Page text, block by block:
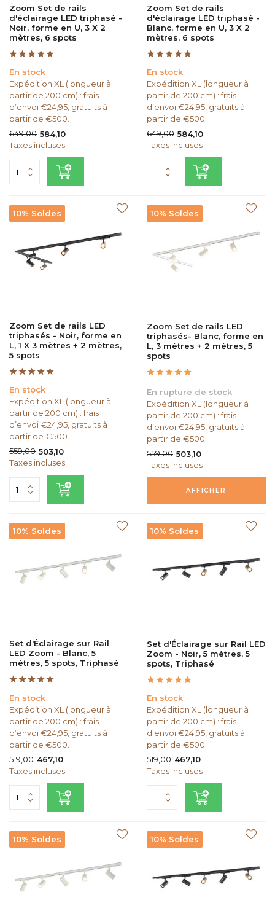
Zoom Set de rails
d'éclairage LED triphasé -
Noir, forme en U, 3 X 2
mètres, 6 spots
En stock
Expédition XL (longueur à
partir de 200 cm) : frais
d’envoi €24,95, gratuits à
partir de €500.
649,00 584,10
Taxes incluses
Zoom Set de rails
d'éclairage LED triphasé -
Blanc, forme en U, 3 X 2
mètres, 6 spots
En stock
Expédition XL (longueur à
partir de 200 cm) : frais
d’envoi €24,95, gratuits à
partir de €500.
649,00 584,10
Taxes incluses
10% Soldes
Zoom Set de rails LED
triphasés - Noir, forme en
L, 1 X 3 mètres + 2 mètres,
5 spots
En stock
Expédition XL (longueur à
partir de 200 cm) : frais
d’envoi €24,95, gratuits à
partir de €500.
559,00 503,10
Taxes incluses
10% Soldes
Zoom Set de rails LED
triphasés- Blanc, forme en
L, 3 mètres + 2 mètres, 5
spots
En rupture de stock
Expédition XL (longueur à
partir de 200 cm) : frais
d’envoi €24,95, gratuits à
partir de €500.
559,00 503,10
Taxes incluses
AFFICHER
10% Soldes
Set d'Éclairage sur Rail
LED Zoom - Blanc, 5
mètres, 5 spots, Triphasé
En stock
Expédition XL (longueur à
partir de 200 cm) : frais
d’envoi €24,95, gratuits à
partir de €500.
519,00 467,10
Taxes incluses
10% Soldes
Set d'Éclairage sur Rail LED
Zoom - Noir, 5 mètres, 5
spots, Triphasé
En stock
Expédition XL (longueur à
partir de 200 cm) : frais
d’envoi €24,95, gratuits à
partir de €500.
519,00 467,10
Taxes incluses
10% Soldes 10% Soldes